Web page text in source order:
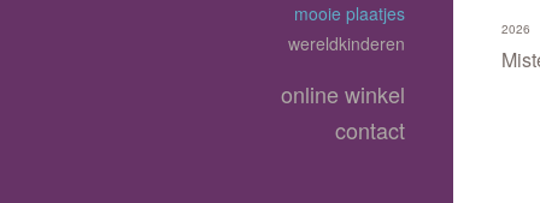
2026
mooie plaatjes
wereldkinderen
online winkel
contact